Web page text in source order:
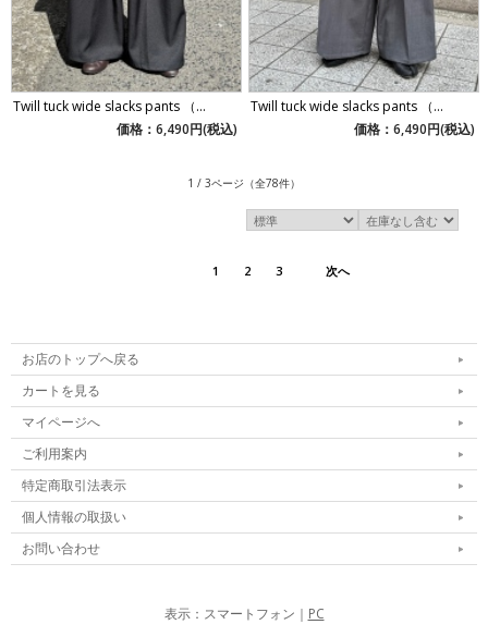
Twill tuck wide slacks pants （...
価格：6,490円(税込)
Twill tuck wide slacks pants （...
価格：6,490円(税込)
1 / 3ページ （全78件）
1 2 3 次へ
お店のトップへ戻る
カートを見る
マイページへ
ご利用案内
特定商取引法表示
個人情報の取扱い
お問い合わせ
表示：スマートフォン｜ PC